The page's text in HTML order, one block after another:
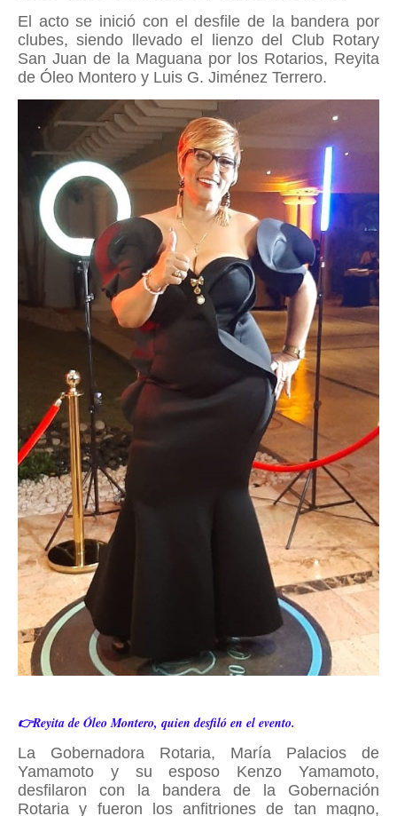
El acto se inició con el desfile de la bandera por
clubes, siendo llevado el lienzo del Club Rotary
San Juan de la Maguana por los Rotarios, Reyita
de Óleo Montero y Luis G. Jiménez Terrero.
👉Reyita de Óleo Montero, quien desfiló en el evento.
La Gobernadora Rotaria, María Palacios de
Yamamoto y su esposo Kenzo Yamamoto,
desfilaron con la bandera de la Gobernación
Rotaria y fueron los anfitriones de tan magno,